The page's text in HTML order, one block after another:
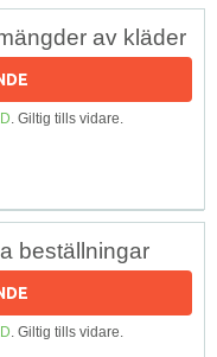
av kläder
. Giltig tills vidare.
beställningar
. Giltig tills vidare.